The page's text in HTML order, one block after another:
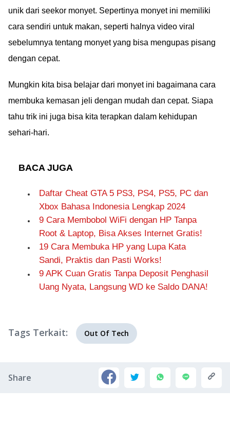
di Jakarta. Netizen
beri sindiran pedas,
lupa soal produk lokal
usai menang Pilpres.
kamu?
unik dari seekor monyet. Sepertinya monyet ini memiliki
cara sendiri untuk makan, seperti halnya video viral
sebelumnya tentang monyet yang bisa mengupas pisang
dengan cepat.
Mungkin kita bisa belajar dari monyet ini bagaimana cara
membuka kemasan jeli dengan mudah dan cepat. Siapa
tahu trik ini juga bisa kita terapkan dalam kehidupan
sehari-hari.
BACA JUGA
Daftar Cheat GTA 5 PS3, PS4, PS5, PC dan
Xbox Bahasa Indonesia Lengkap 2024
9 Cara Membobol WiFi dengan HP Tanpa
Root & Laptop, Bisa Akses Internet Gratis!
19 Cara Membuka HP yang Lupa Kata
Sandi, Praktis dan Pasti Works!
9 APK Cuan Gratis Tanpa Deposit Penghasil
Uang Nyata, Langsung WD ke Saldo DANA!
Tags Terkait: Out Of Tech
Share